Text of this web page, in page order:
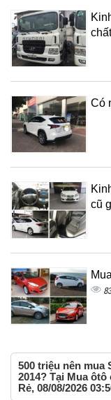
Có
cũ
500 triệu nên mua
2014? Tại Mua
Rẻ, 08/08/2026